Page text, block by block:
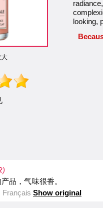
looking,
品，气味很香。
Français Show original